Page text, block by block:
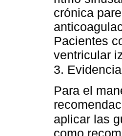
crónica
Pacientes
ventricular
3.
Para el
aplicar las